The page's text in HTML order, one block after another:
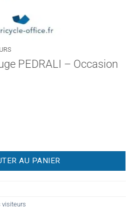
PEDRALI – Occasion
rouge PEDRALI - Occasion
AU PANIER
visiteurs